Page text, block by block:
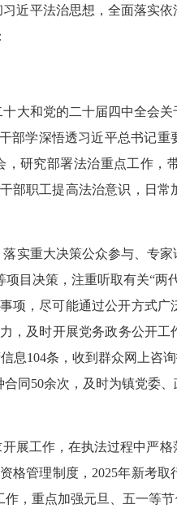
近平法治思想，全面落实
大和党的二十届四中全会
部学深悟透习近平总书记
研究部署法治重点工作，
职工提高法治意识，日常
实重大决策公众参与、专
项目决策，注重听取有关“两
，尽可能通过公开方式
及时开展党务政务公开工
息104条，收到群众网上咨
合同 50余次，及时为镇党委
开展工作，在执法过程中严
格管理制度，2025年新考取
作，重点加强元旦、五一等